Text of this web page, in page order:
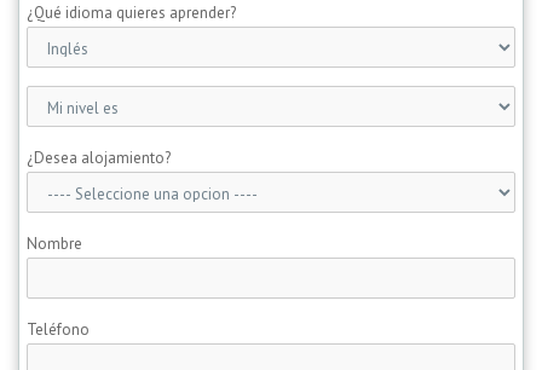
¿Qué idioma quieres aprender?
¿Desea alojamiento?
Nombre
Teléfono